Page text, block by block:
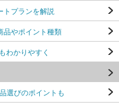
トプランを解説
品やポイント種類
わかりやすく
選びのポイントも